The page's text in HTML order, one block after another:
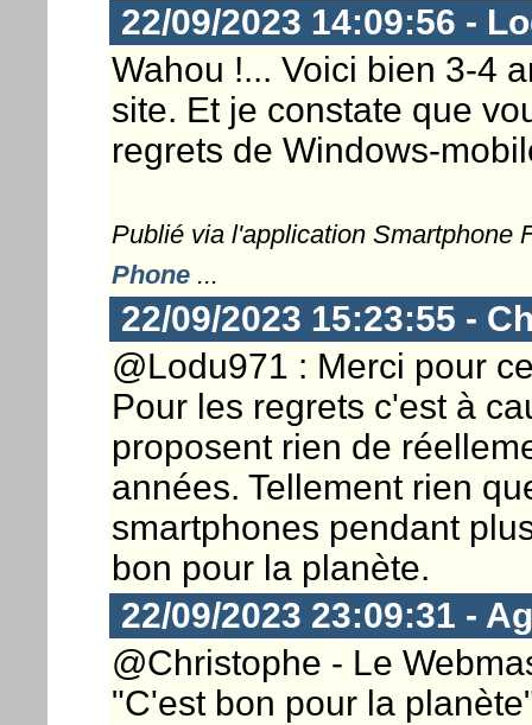
22/09/2023 14:09:56 -
Wahou !... Voici bien 3-4
site. Et je constate que
regrets de Windows-
Publié via l'application Smartphone
Phone...
22/09/2023 15:23:55 -
@Lodu971 : Merci pour
Pour les regrets c'est à
proposent rien de
années. Tellement rien
smartphones pendant
bon pour la planète.
22/09/2023 23:09:31 -
@Christophe - Le
"C'est bon pour la